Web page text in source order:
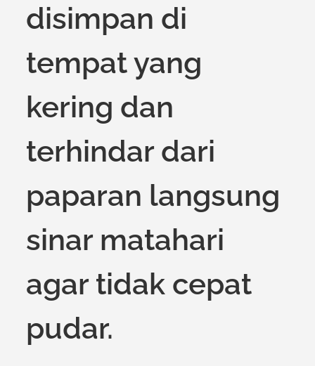
disimpan di
tempat yang
kering dan
terhindar dari
paparan langsung
sinar matahari
agar tidak cepat
pudar.